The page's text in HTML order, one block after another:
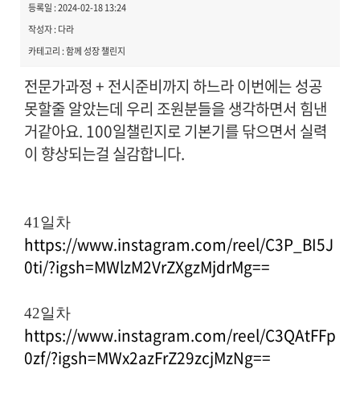
등록일 : 2024-02-18 13:24
작성자 : 다라
카테고리 : 함께 성장 챌린지
전문가과정 + 전시준비까지 하느라 이번에는 성공
못할줄 알았는데 우리 조원분들을 생각하면서 힘낸
거같아요. 100일챌린지로 기본기를 닦으면서 실력
이 향상되는걸 실감합니다.
41일차
https://www.instagram.com/reel/C3P_BI5J
0ti/?igsh=MWlzM2VrZXgzMjdrMg==
42일차
https://www.instagram.com/reel/C3QAtFFp
0zf/?igsh=MWx2azFrZ29zcjMzNg==